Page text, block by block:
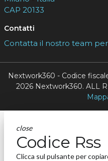
CAP 20133
Contatti
Contatta il nostro team
Nextwork360 - Codice
2026 Nextwork360. ALL
close
Codice Rss
Clicca sul pulsante per